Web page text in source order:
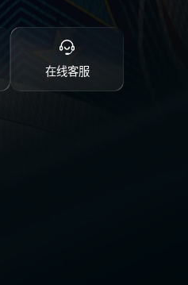
在线客服